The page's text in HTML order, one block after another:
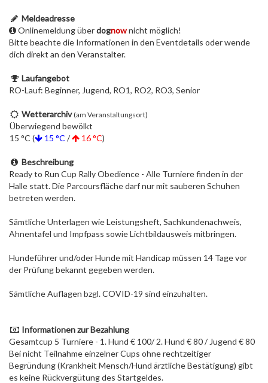
Meldeadresse
Onlinemeldung überdognownicht möglich!
Bitte beachte die Informationen in den Eventdetails oder wende
dich direkt an den Veranstalter.
Laufangebot
RO-Lauf: Beginner, Jugend, RO1, RO2, RO3, Senior
Wetterarchiv (am Veranstaltungsort)
Überwiegend bewölkt
15 °C (
15 °C / 16 °C)
Beschreibung
Ready to Run Cup Rally Obedience - Alle Turniere finden in der
Halle statt. Die Parcoursfläche darf nur mit sauberen Schuhen
betreten werden.
Sämtliche Unterlagen wie Leistungsheft, Sachkundenachweis,
Ahnentafel und Impfpass sowie Lichtbildausweis mitbringen.
Hundeführer und/oder Hunde mit Handicap müssen 14 Tage vor
der Prüfung bekannt gegeben werden.
Sämtliche Auflagen bzgl. COVID-19 sind einzuhalten.
Informationen zur Bezahlung
Gesamtcup 5 Turniere - 1. Hund € 100/ 2. Hund € 80 / Jugend € 80
Bei nicht Teilnahme einzelner Cups ohne rechtzeitiger
Begründung (Krankheit Mensch/Hund ärztliche Bestätigung) gibt
es keine Rückvergütung des Startgeldes.